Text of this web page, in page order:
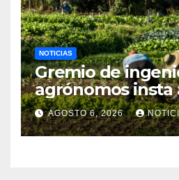
NOTICIAS
Gremio de
agrónomos insta
financiar la
familiar
AGOSTO 6, 2026